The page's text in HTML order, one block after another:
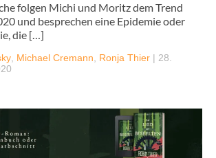
folgen Michi und Moritz dem Trend
und besprechen eine Epidemie oder
die […]
Michael Cremann Ronja Thier | 28.